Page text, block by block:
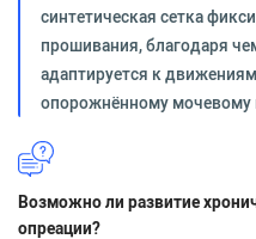
синтетическая сетка
прошивания, благодаря
адаптируется к
опорожнённому
Возможно ли развитие
опреации?